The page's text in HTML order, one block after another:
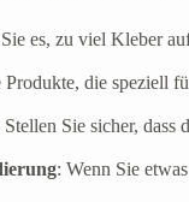
es, zu viel Kleber
Produkte, die speziell
Sie sicher,
: Wenn Sie